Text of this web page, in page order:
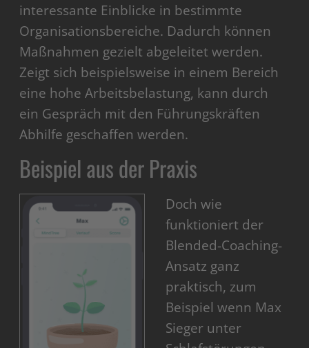
interessante Einblicke in bestimmte
Organisationsbereiche. Dadurch können
Maßnahmen gezielt abgeleitet werden.
Zeigt sich beispielsweise in einem Bereich
eine hohe Arbeitsbelastung, kann durch
ein Gespräch mit den Führungskräften
Abhilfe geschaffen werden.
Beispiel aus der Praxis
Doch wie
funktioniert der
Blended-Coaching-
Ansatz ganz
praktisch, zum
Beispiel wenn Max
Sieger unter